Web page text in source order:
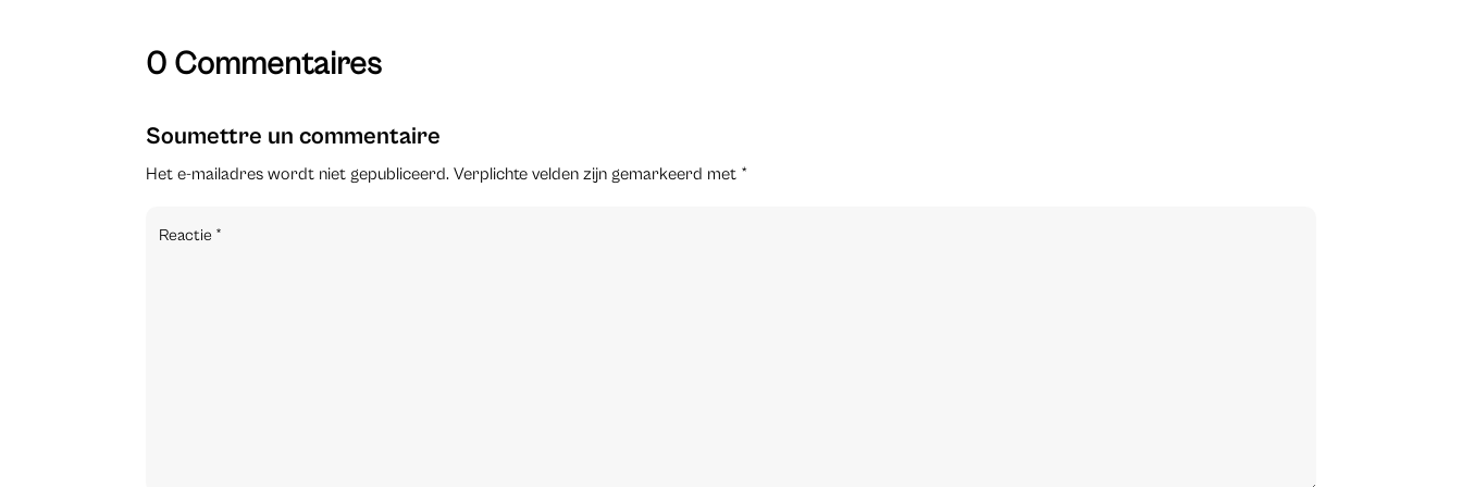
0 Commentaires
Soumettre un commentaire
Het e-mailadres wordt niet gepubliceerd. Verplichte velden zijn gemarkeerd met *